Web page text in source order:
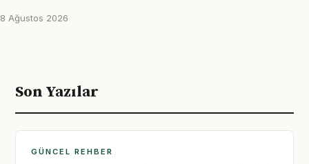
8 Ağustos 2026
Son Yazılar
GÜNCEL REHBER